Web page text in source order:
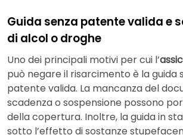
Guida senza patente valida e
di alcol o droghe
Uno dei principali motivi per cui l’
può negare il risarcimento è la guida
patente valida. La mancanza del
scadenza o sospensione possono
della copertura. Inoltre, la guida in
sotto l’effetto di sostanze